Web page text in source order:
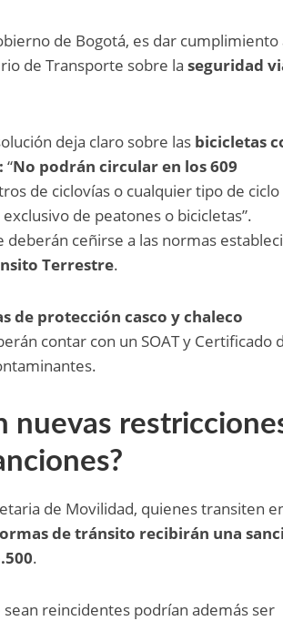
de Bogotá, es dar cumplimiento
de Transporte sobre laseguridad
deja claro sobre las bicicletas
“No podrán circular en los 609
de ciclovías o cualquier tipo de ciclo
de peatones o bicicletas”.
ceñirse a las normas
Terrestre.
de protección casco y chaleco
contar con un SOAT y Certificado
nuevas
?
de Movilidad, quienes transiten
de tránsito recibirán una
.
sean reincidentes podrían además ser